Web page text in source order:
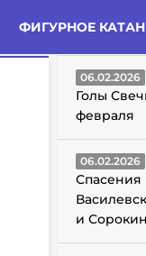
ФИГУРНОЕГОЛЫ
06.02.2026
Голы
февраля
06.02.2026
и